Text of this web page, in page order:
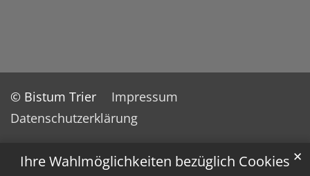
Ihre Wahlmöglichkeiten bezüglich Cookies ✕
© Bistum Trier
Impressum
Datenschutzerklärung